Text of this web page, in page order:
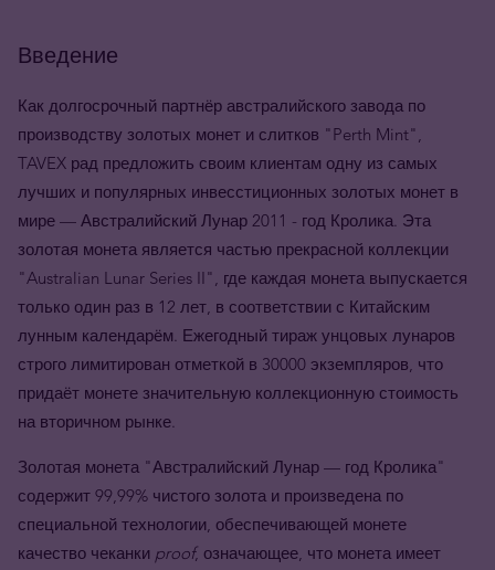
Введение
Как долгосрочный партнёр австралийского завода по
производству золотых монет и слитков "Perth Mint",
TAVEX рад предложить своим клиентам одну из самых
лучших и популярных инвесстиционных золотых монет в
мире — Австралийский Лунар 2011 - год Кролика. Эта
золотая монета является частью прекрасной коллекции
"Australian Lunar Series II", где каждая монета выпускается
только один раз в 12 лет, в соответствии с Китайским
лунным календарём. Ежегодный тираж унцовых лунаров
строго лимитирован отметкой в 30000 экземпляров, что
придаёт монете значительную коллекционную стоимость
на вторичном рынке.
Золотая монета "Австралийский Лунар — год Кролика"
содержит 99,99% чистого золота и произведена по
специальной технологии, обеспечивающей монете
качество чеканки proof, означающее, что монета имеет